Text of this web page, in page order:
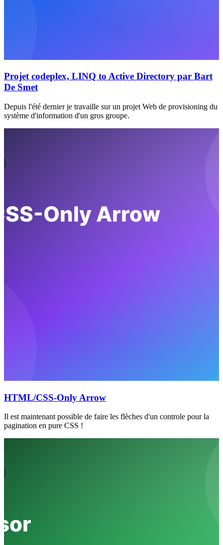
Projet codeplex, LINQ to Active Directory par Bart
De Smet
Depuis l'été dernier je travaille sur un projet Web de provisioning du
système d'information d'un gros groupe.
HTML/CSS-Only Arrow
Il est maintenant possible de faire les flèches d'un controle pour la
pagination en pure CSS !